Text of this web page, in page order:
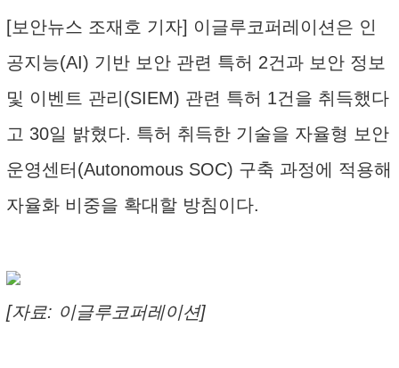
[보안뉴스 조재호 기자] 이글루코퍼레이션은 인
공지능(AI) 기반 보안 관련 특허 2건과 보안 정보
및 이벤트 관리(SIEM) 관련 특허 1건을 취득했다
고 30일 밝혔다. 특허 취득한 기술을 자율형 보안
운영센터(Autonomous SOC) 구축 과정에 적용해
자율화 비중을 확대할 방침이다.
[자료: 이글루코퍼레이션]